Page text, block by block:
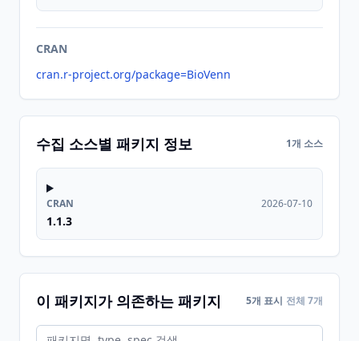
CRAN
cran.r-project.org/package=BioVenn
수집 소스별 패키지 정보 1개 소스
CRAN
1.1.3
2026-07-10
이 패키지가 의존하는 패키지 5개 표시 전체 7개